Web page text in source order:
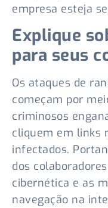
empresa esteja
Explique
para seus
Os ataques de
começam por
criminosos
cliquem em links
infectados.
dos
cibernética e as
navegação na